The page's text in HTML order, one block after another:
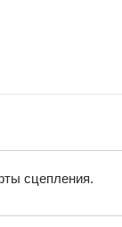
сцепления.